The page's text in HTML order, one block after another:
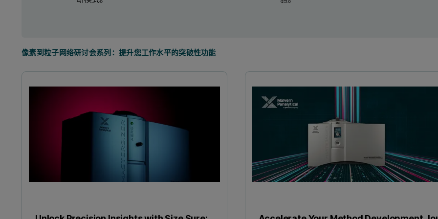
像素到粒子网络研讨会系列：提升您工作水平的突破性功能